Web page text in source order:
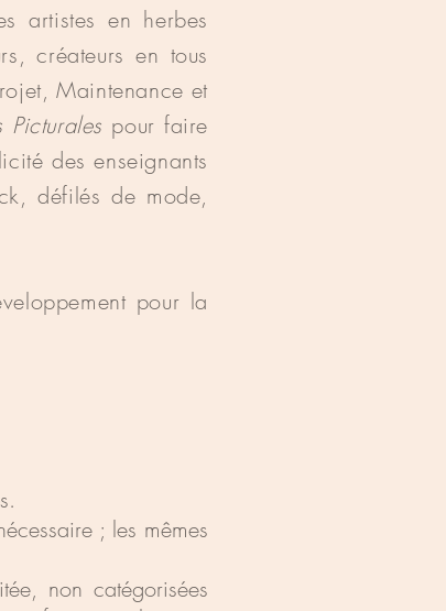
artistes en herbes
créateurs en tous
Maintenance et
Picturales pour faire
des enseignants
défilés de mode,
pour la
; les mêmes
non catégorisées